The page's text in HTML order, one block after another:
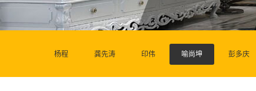
杨程 龚先涛 印伟 喻尚坤 彭多庆